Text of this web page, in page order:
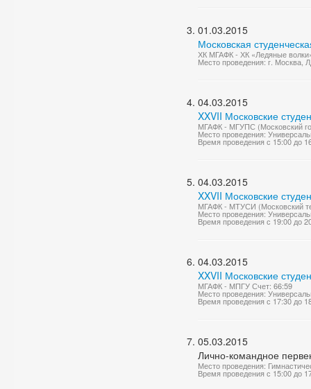
01.03.2015
Московская
ХК МГАФК - ХК «Ледяные
Место проведения: г. Москва,
04.03.2015
XXVII Московские
МГАФК - МГУПС (Московский
Место проведения:
Время проведения с 15:00 до
04.03.2015
XXVII Московские
МГАФК - МТУСИ (Московский
Место проведения:
Время проведения с 19:00 до
04.03.2015
XXVII Московские
МГАФК - МПГУ Счет: 66:59
Место проведения:
Время проведения с 17:30 до
05.03.2015
Лично-командное
Место проведения:
Время проведения с 15:00 до